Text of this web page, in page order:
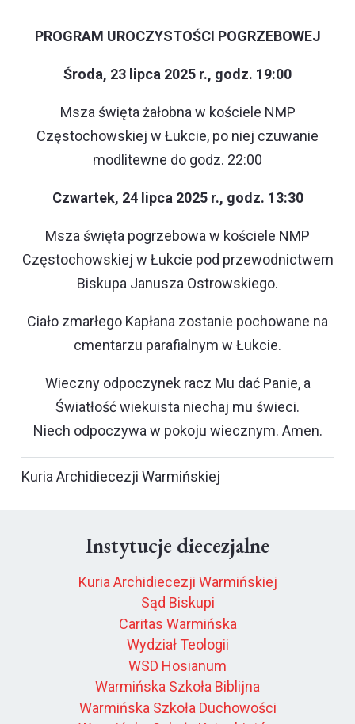
PROGRAM UROCZYSTOŚCI POGRZEBOWEJ
Środa, 23 lipca 2025 r., godz. 19:00
Msza święta żałobna w kościele NMP
Częstochowskiej w Łukcie, po niej czuwanie
modlitewne do godz. 22:00
Czwartek, 24 lipca 2025 r., godz. 13:30
Msza święta pogrzebowa w kościele NMP
Częstochowskiej w Łukcie pod przewodnictwem
Biskupa Janusza Ostrowskiego.
Ciało zmarłego Kapłana zostanie pochowane na
cmentarzu parafialnym w Łukcie.
Wieczny odpoczynek racz Mu dać Panie, a
Światłość wiekuista niechaj mu świeci.
Niech odpoczywa w pokoju wiecznym. Amen.
Kuria Archidiecezji Warmińskiej
Instytucje diecezjalne
Kuria Archidiecezji Warmińskiej
Sąd Biskupi
Caritas Warmińska
Wydział Teologii
WSD Hosianum
Warmińska Szkoła Biblijna
Warmińska Szkoła Duchowości